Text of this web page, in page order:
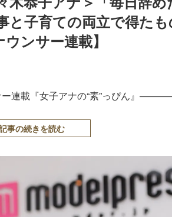
と子育ての両立で得た
ンサー連載】
連載『女子アナの“素”っぴん』
事の続きを読む